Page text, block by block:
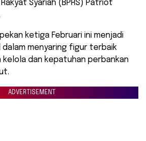
Syariah (BPRS) Patriot
ketiga Februari ini menjadi
dalam menyaring figur terbaik
dan kepatuhan perbankan
ADVERTISEMENT